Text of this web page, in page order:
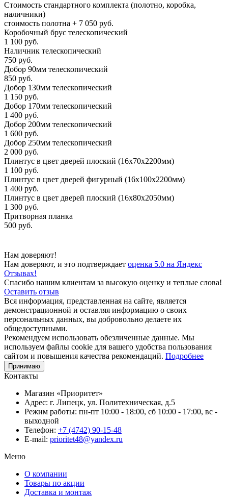
Стоимость стандартного комплекта (полотно, коробка,
наличники)
стоимость полотна + 7 050 руб.
Коробочный брус телескопический
1 100 руб.
Наличник телескопический
750 руб.
Добор 90мм телескопический
850 руб.
Добор 130мм телескопический
1 150 руб.
Добор 170мм телескопический
1 400 руб.
Добор 200мм телескопический
1 600 руб.
Добор 250мм телескопический
2 000 руб.
Плинтус в цвет дверей плоский (16x70x2200мм)
1 100 руб.
Плинтус в цвет дверей фигурный (16x100x2200мм)
1 400 руб.
Плинтус в цвет дверей плоский (16x80x2050мм)
1 300 руб.
Притворная планка
500 руб.
Нам доверяют!
Нам доверяют, и это подтверждает оценка 5.0 на Яндекс
Отзывах!
Спасибо нашим клиентам за высокую оценку и теплые слова!
Оставить отзыв
Вся информация, представленная на сайте, является
демонстрационной и оставляя информацию о своих
персональных данных, вы добровольно делаете их
общедоступными.
Рекомендуем использовать обезличенные данные. Мы
используем файлы cookie для вашего удобства пользования
сайтом и повышения качества рекомендаций. Подробнее
Принимаю
Контакты
Магазин «Приоритет»
Адрес: г. Липецк, ул. Политехническая, д.5
Режим работы: пн-пт 10:00 - 18:00, сб 10:00 - 17:00, вс -
выходной
Телефон: +7 (4742) 90-15-48
E-mail: prioritet48@yandex.ru
Меню
О компании
Товары по акции
Доставка и монтаж